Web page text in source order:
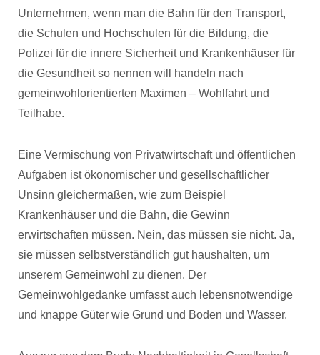
Unternehmen, wenn man die Bahn für den Transport,
die Schulen und Hochschulen für die Bildung, die
Polizei für die innere Sicherheit und Krankenhäuser für
die Gesundheit so nennen will handeln nach
gemeinwohlorientierten Maximen – Wohlfahrt und
Teilhabe.
Eine Vermischung von Privatwirtschaft und öffentlichen
Aufgaben ist ökonomischer und gesellschaftlicher
Unsinn gleichermaßen, wie zum Beispiel
Krankenhäuser und die Bahn, die Gewinn
erwirtschaften müssen. Nein, das müssen sie nicht. Ja,
sie müssen selbstverständlich gut haushalten, um
unserem Gemeinwohl zu dienen. Der
Gemeinwohlgedanke umfasst auch lebensnotwendige
und knappe Güter wie Grund und Boden und Wasser.